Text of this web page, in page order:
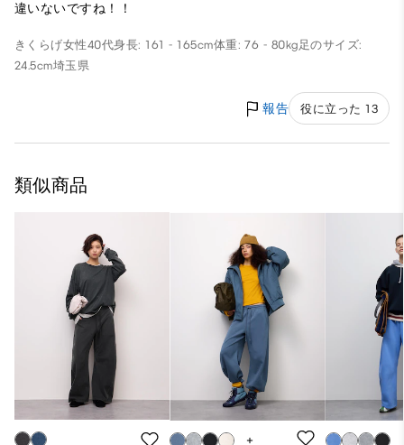
違いないですね！！
きくらげ女性40代身長: 161 - 165cm体重: 76 - 80kg足のサイズ:
24.5cm埼玉県
報告 役に立った 13
類似商品